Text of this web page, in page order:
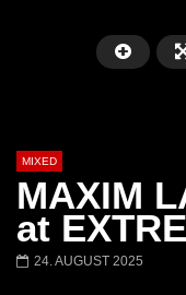
MIXED
MAXIM
at
24. AUGUST 2025